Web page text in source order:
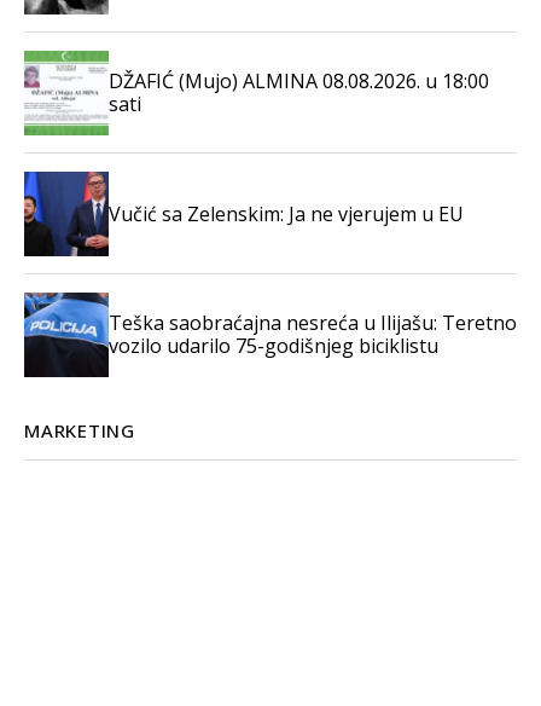
DŽAFIĆ (Mujo) ALMINA 08.08.2026. u 18:00
sati
Vučić sa Zelenskim: Ja ne vjerujem u EU
Teška saobraćajna nesreća u Ilijašu: Teretno
vozilo udarilo 75-godišnjeg biciklistu
MARKETING